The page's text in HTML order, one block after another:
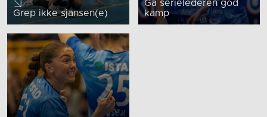
Grep ikke sjansen(e)
Ga serielederen god
kamp